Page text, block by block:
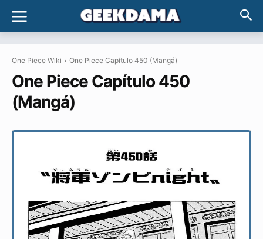
One Piece Wiki One Piece Capítulo 450 (Mangá)
One Piece Capítulo 450
(Mangá)